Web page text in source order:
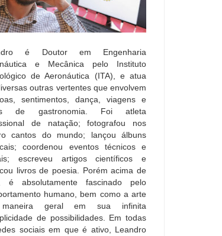
é Doutor em Engenharia
e Mecânica pelo Instituto
de Aeronáutica (ITA), e atua
outras vertentes que envolvem
sentimentos, dança, viagens e
de gastronomia. Foi atleta
de natação; fotografou nos
cantos do mundo; lançou álbuns
coordenou eventos técnicos e
escreveu artigos científicos e
livros de poesia. Porém acima de
é absolutamente fascinado pelo
humano, bem como a arte
geral em sua infinita
de possibilidades. Em todas
sociais em que é ativo, Leandro